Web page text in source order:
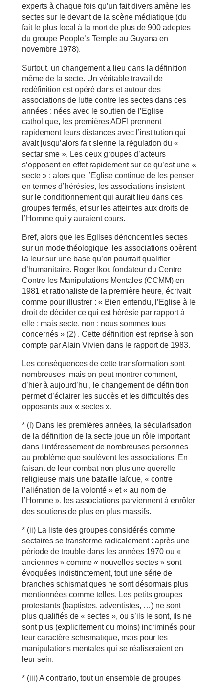
experts à chaque fois qu’un fait divers amène les
sectes sur le devant de la scène médiatique (du
fait le plus local à la mort de plus de 900 adeptes
du groupe People’s Temple au Guyana en
novembre 1978).
Surtout, un changement a lieu dans la définition
même de la secte. Un véritable travail de
redéfinition est opéré dans et autour des
associations de lutte contre les sectes dans ces
années : nées avec le soutien de l’Eglise
catholique, les premières ADFI prennent
rapidement leurs distances avec l’institution qui
avait jusqu’alors fait sienne la régulation du «
sectarisme ». Les deux groupes d’acteurs
s’opposent en effet rapidement sur ce qu’est une «
secte » : alors que l’Eglise continue de les penser
en termes d’hérésies, les associations insistent
sur le conditionnement qui aurait lieu dans ces
groupes fermés, et sur les atteintes aux droits de
l’Homme qui y auraient cours.
Bref, alors que les Eglises dénoncent les sectes
sur un mode théologique, les associations opèrent
la leur sur une base qu’on pourrait qualifier
d’humanitaire. Roger Ikor, fondateur du Centre
Contre les Manipulations Mentales (CCMM) en
1981 et rationaliste de la première heure, écrivait
comme pour illustrer : « Bien entendu, l’Eglise à le
droit de décider ce qui est hérésie par rapport à
elle ; mais secte, non : nous sommes tous
concernés » (2) . Cette définition est reprise à son
compte par Alain Vivien dans le rapport de 1983.
Les conséquences de cette transformation sont
nombreuses, mais on peut montrer comment,
d’hier à aujourd’hui, le changement de définition
permet d’éclairer les succès et les difficultés des
opposants aux « sectes ».
* (i) Dans les premières années, la sécularisation
de la définition de la secte joue un rôle important
dans l’intéressement de nombreuses personnes
au problème que soulèvent les associations. En
faisant de leur combat non plus une querelle
religieuse mais une bataille laïque, « contre
l’aliénation de la volonté » et « au nom de
l’Homme », les associations parviennent à enrôler
des soutiens de plus en plus massifs.
* (ii) La liste des groupes considérés comme
sectaires se transforme radicalement : après une
période de trouble dans les années 1970 ou «
anciennes » comme « nouvelles sectes » sont
évoquées indistinctement, tout une série de
branches schismatiques ne sont désormais plus
mentionnées comme telles. Les petits groupes
protestants (baptistes, adventistes, …) ne sont
plus qualifiés de « sectes », ou s’ils le sont, ils ne
sont plus (explicitement du moins) incriminés pour
leur caractère schismatique, mais pour les
manipulations mentales qui se réaliseraient en
leur sein.
* (iii) A contrario, tout un ensemble de groupes